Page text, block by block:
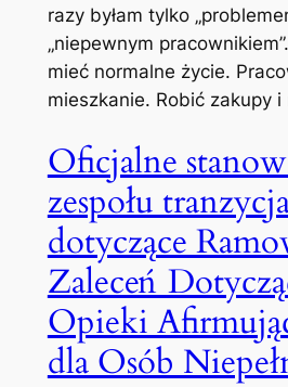
razy byłam tylko
„niepewnym
mieć normalne życie.
mieszkanie. Robić zakupy
Oficjalne
zespołu
dotyczące
Zaleceń
Opieki
dla Osób